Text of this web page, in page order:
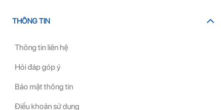
THÔNG TIN
Thông tin liên hệ
Hỏi đáp góp ý
Bảo mật thông tin
Điều khoản sử dụng